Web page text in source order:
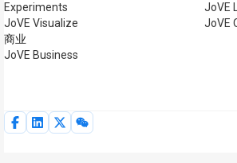
Experiments
JoVE Visualize
商业
JoVE Business
JoVE
JoVE